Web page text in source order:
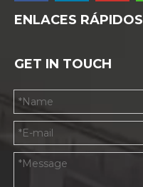
ENLACES RÁPIDOS
GET IN TOUCH